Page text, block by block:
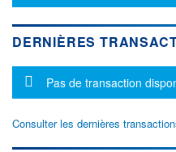
DERNIÈRES
Message d'information
Pas de transaction
Consulter les dernières